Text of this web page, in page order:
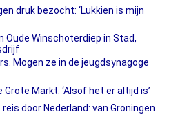
druk bezocht: ‘Lukkien is mijn
Oude Winschoterdiep in Stad,
Mogen ze in de jeugdsynagoge
Markt: ‘Alsof het er altijd is’
door Nederland: van Groningen